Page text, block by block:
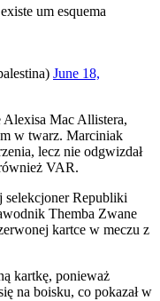
um esquema
June 18,
Alexisa Mac Allistera,
w twarz. Marciniak
lecz nie odgwizdał
VAR.
selekcjoner Republiki
Themba Zwane
kartce w meczu z
kartkę, ponieważ
na boisku, co pokazał w